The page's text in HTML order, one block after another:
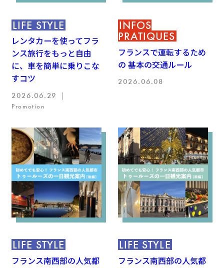
LIFE STYLE
レンタカーを使ってフラ
ンス旅行をもっと自由
に、車を簡単に乗りこな
すコツ
2026.06.29 ｜
Promotion
INFOS
PRATIQUES
フランスで運転するため
の 基本の交通ルール
2026.06.08
LIFE STYLE
フランス南西部の人気都
LIFE STYLE
フランス南西部の人気都